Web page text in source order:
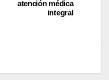
atención médica
integral